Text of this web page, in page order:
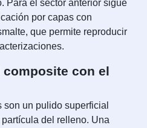
Para el sector anterior sigue
por capas con
que permite reproducir
composite con el
un pulido superficial
del relleno. Una